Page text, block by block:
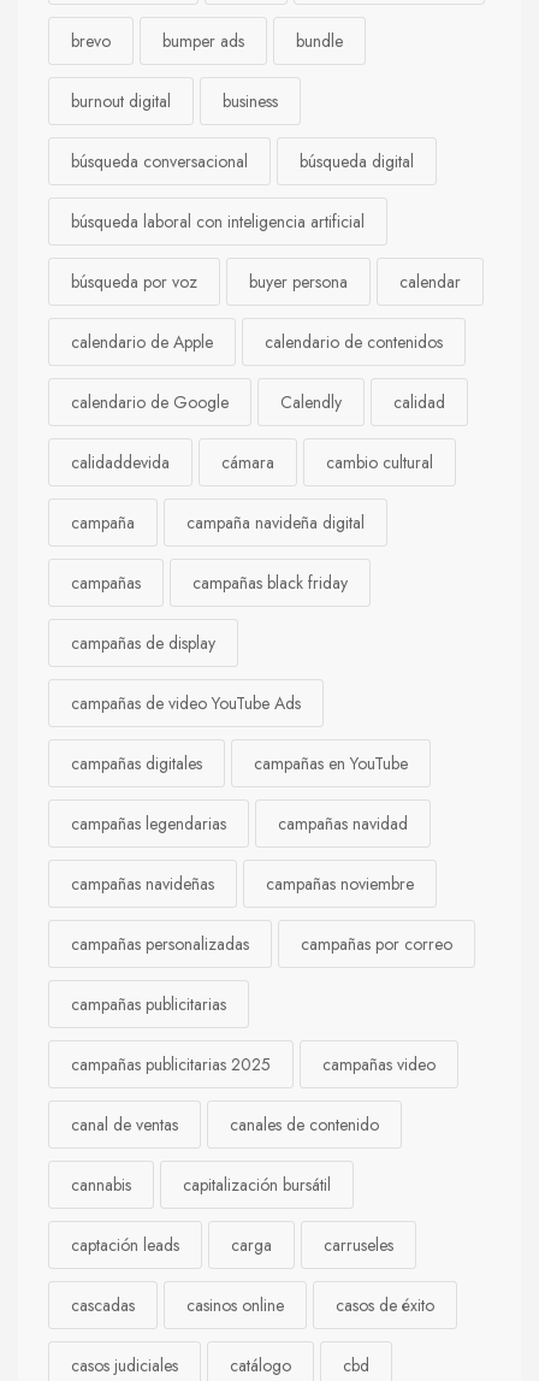
brevo bumper ads bundle
burnout digital business
búsqueda conversacional búsqueda digital
búsqueda laboral con inteligencia artificial
búsqueda por voz buyer persona calendar
calendario de Apple calendario de contenidos
calendario de Google Calendly calidad
calidaddevida cámara cambio cultural
campaña campaña navideña digital
campañas campañas black friday
campañas de display
campañas de video YouTube Ads
campañas digitales campañas en YouTube
campañas legendarias campañas navidad
campañas navideñas campañas noviembre
campañas personalizadas campañas por correo
campañas publicitarias
campañas publicitarias 2025 campañas video
canal de ventas canales de contenido
cannabis capitalización bursátil
captación leads carga carruseles
cascadas casinos online casos de éxito
casos judiciales catálogo cbd